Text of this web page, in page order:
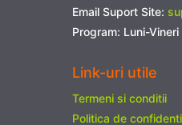
Email Suport Site:
Program: Luni-
Link-uri utile
Termeni si conditii
Politica de